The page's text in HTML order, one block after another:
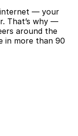
internet — your
That’s why —
around the
in more than 90